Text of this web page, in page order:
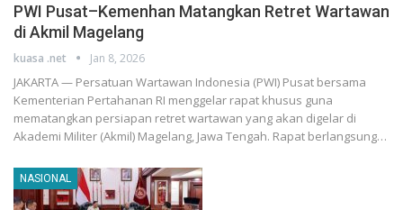
PWI Pusat–Kemenhan Matangkan Retret Wartawan
di Akmil Magelang
kuasa .net Jan 8, 2026
JAKARTA — Persatuan Wartawan Indonesia (PWI) Pusat bersama
Kementerian Pertahanan RI menggelar rapat khusus guna
mematangkan persiapan retret wartawan yang akan digelar di
Akademi Militer (Akmil) Magelang, Jawa Tengah. Rapat berlangsung…
NASIONAL